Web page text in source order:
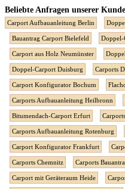
Beliebte Anfragen unserer
Carport Aufbauanleitung Berlin
Bauantrag Carport Bielefeld Doppel-
Carport aus Holz Neumünster
Doppel-Carport Duisburg Carports
Carport Konfigurator Bochum
Carports Aufbauanleitung Heilbronn
Bitumendach-Carport Erfurt
Carports Aufbauanleitung Rotenburg
Carport Konfigurator Frankfurt
Carports Chemnitz Carports
Carport mit Geräteraum Heide